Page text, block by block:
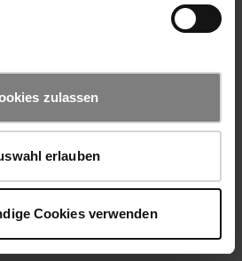
zulassen
erlauben
Cookies verwenden